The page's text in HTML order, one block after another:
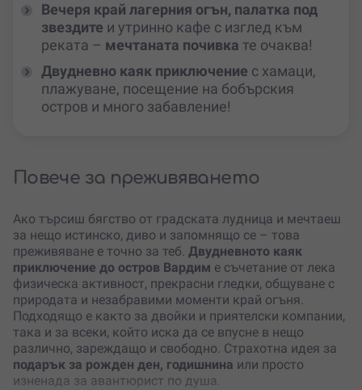
Вечеря край лагерния огън, палатка под
звездите и утринно кафе с изглед към
реката – мечтаната почивка те очаква!
Двудневно каяк приключение с хамаци,
плажуване, посещение на бобърския
остров и много забавление!
Повече за преживяването
Ако търсиш бягство от градската лудница и мечтаеш
за нещо истинско, диво и запомнящо се – това
преживяване е точно за теб. Двудневното каяк
приключение до остров Вардим е съчетание от лека
физическа активност, прекрасни гледки, общуване с
природата и незабравими моменти край огъня.
Подходящо е както за двойки и приятелски компании,
така и за всеки, който иска да се впусне в нещо
различно, зареждащо и свободно. Страхотна идея за
подарък за рожден ден, годишнина или просто
изненада за авантюрист по душа.